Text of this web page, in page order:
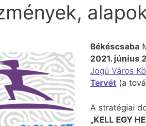
Békéscsaba
2021. június
Jogú Város
Tervét (a
A stratégiai
„KELL EGY